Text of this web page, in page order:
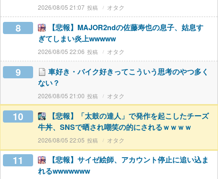
2026/08/05 21:07 オタク
8
【悲報】MAJOR2ndの佐藤寿也の息子、姑息す
ぎてしまい炎上wwwww
2026/08/05 22:06 オタク
9
車好き・バイク好きってこういう思考のやつ多く
ない？
2026/08/05 21:00 オタク
10
【悲報】「太鼓の達人」で発作を起こしたチーズ
牛丼、SNSで晒され嘲笑の的にされるｗｗｗｗ
2026/08/05 22:05 オタク
11
【悲報】サイゼ絵師、アカウント停止に追い込ま
れるwwwwwww